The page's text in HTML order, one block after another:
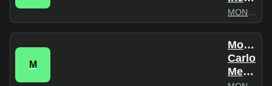
M
Monte
Carlo
Meditation